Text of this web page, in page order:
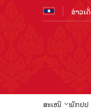
ຂ່າວເ
ສະເໜີ ພັກປປ